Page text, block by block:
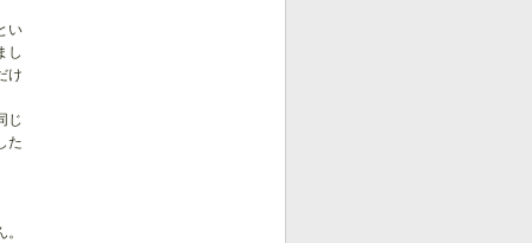
い
し
け
じ
た